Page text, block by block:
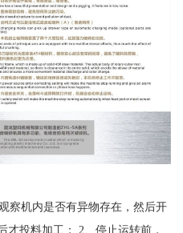
察机内是否有异物存在，然后开
才投料加工； 2、停止运转前，